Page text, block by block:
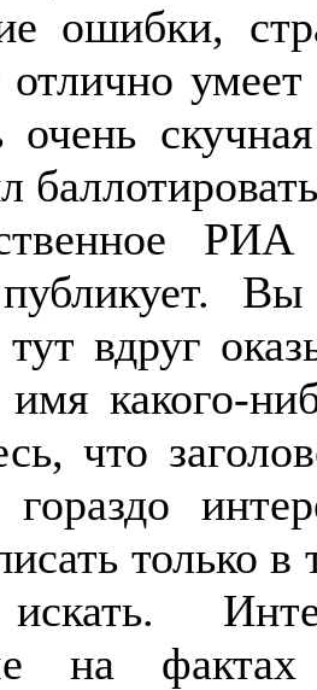
ошибки,
умеет
очень
вдруг
имя какого-
что
гораздо
только
на